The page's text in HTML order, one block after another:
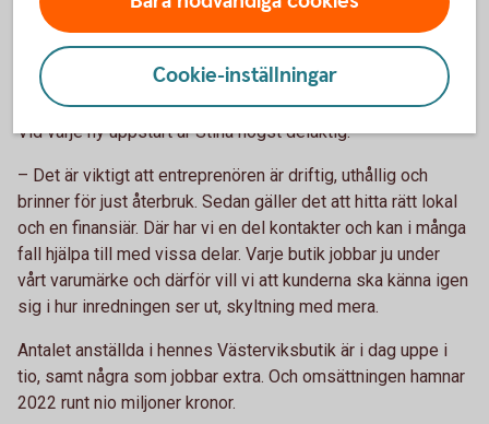
– Efterfrågan är jättestor och det känns väldigt spännande.
Jättekul och en häftig känslig att det jag startade för tolv år
sedan har slagit igenom så mycket, ler hon.
Vid varje ny uppstart är Stina högst delaktig.
– Det är viktigt att entreprenören är driftig, uthållig och
brinner för just återbruk. Sedan gäller det att hitta rätt lokal
och en finansiär. Där har vi en del kontakter och kan i många
fall hjälpa till med vissa delar. Varje butik jobbar ju under
vårt varumärke och därför vill vi att kunderna ska känna igen
sig i hur inredningen ser ut, skyltning med mera.
Antalet anställda i hennes Västerviksbutik är i dag uppe i
tio, samt några som jobbar extra. Och omsättningen hamnar
2022 runt nio miljoner kronor.
Cookie-inställningar